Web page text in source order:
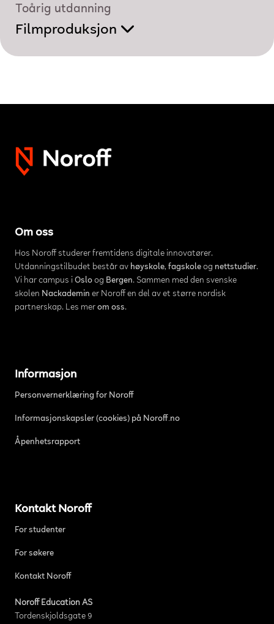
Toårig utdanning
Filmproduksjon
Om oss
Hos Noroff studerer fremtidens digitale innovatører.
Utdanningstilbudet består av høyskole, fagskoleog nettstudier.
Vi har campus i Osloog Bergen. Sammen med den svenske
skolen Nackademin er Noroff en del av et større nordisk
partnerskap. Les mer om oss.
Informasjon
Personvernerklæring for Noroff
Informasjonskapsler (cookies) på Noroff.no
Åpenhetsrapport
Kontakt Noroff
For studenter
For søkere
Kontakt Noroff
Noroff Education AS
Tordenskjoldsgate 9